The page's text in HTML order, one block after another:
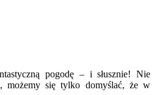
pogodę – i słusznie! Nie
możemy się tylko domyślać, że w